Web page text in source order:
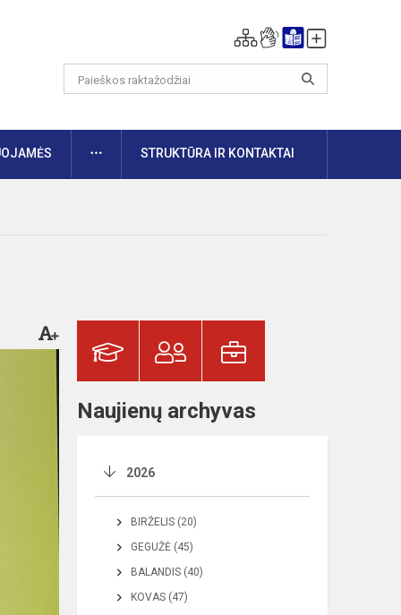
DAUGIAUSTRUKTŪRA IR KONTAKTAI
Naujienų archyvas
2026
BIRŽELIS (20)
GEGUŽĖ (45)
BALANDIS (40)
KOVAS (47)